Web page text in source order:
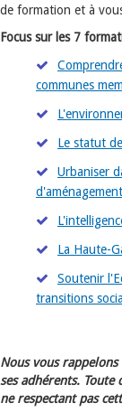
de formation et à
Focus sur les 7
communes
Le statut
Urbaniser
d'aménagement
La Haute-
Soutenir
transitions
Nous vous
ses adhérents. Toute
ne respectant pas